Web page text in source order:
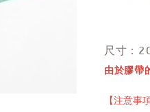
尺寸：
由於膠帶
【注意事